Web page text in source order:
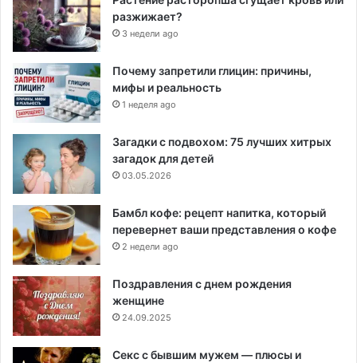
разжижает?
3 недели ago
Почему запретили глицин: причины,
мифы и реальность
1 неделя ago
Загадки с подвохом: 75 лучших хитрых
загадок для детей
03.05.2026
Бамбл кофе: рецепт напитка, который
перевернет ваши представления о кофе
2 недели ago
Поздравления с днем рождения
женщине
24.09.2025
Секс с бывшим мужем — плюсы и